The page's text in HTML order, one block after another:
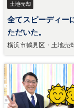
土地売却
全てスピーディー
ただいた。
横浜市鶴見区・土地売